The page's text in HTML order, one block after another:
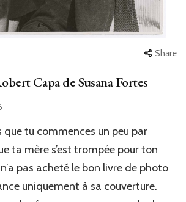
Share
Capa de Susana Fortes
que tu commences un peu par
ta mère s’est trompée pour ton
pas acheté le bon livre de photo
uniquement à sa couverture.